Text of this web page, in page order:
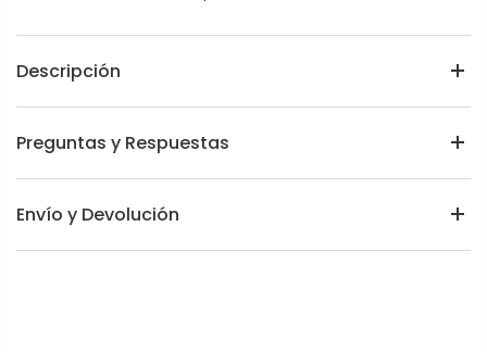
Descripción
Preguntas y Respuestas
Envío y Devolución